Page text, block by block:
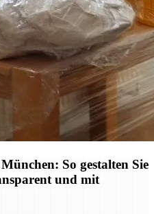
So gestalten Sie
und mit